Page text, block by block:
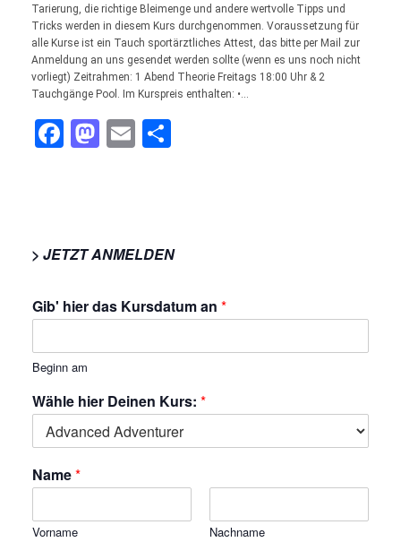
Tarierung, die richtige Bleimenge und andere wertvolle Tipps und
Tricks werden in diesem Kurs durchgenommen. Voraussetzung für
alle Kurse ist ein Tauch sportärztliches Attest, das bitte per Mail zur
Anmeldung an uns gesendet werden sollte (wenn es uns noch nicht
vorliegt) Zeitrahmen: 1 Abend Theorie Freitags 18:00 Uhr & 2
Tauchgänge Pool. Im Kurspreis enthalten: •…
Facebook
Mastodon
Email
> JETZT ANMELDEN
Gib' hier das Kursdatum an *
Beginn am
Wähle hier Deinen Kurs: *
Name*
Vorname Nachname